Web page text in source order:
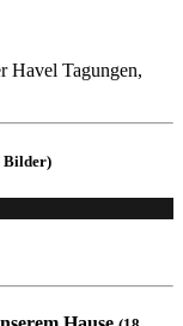
Bilder)